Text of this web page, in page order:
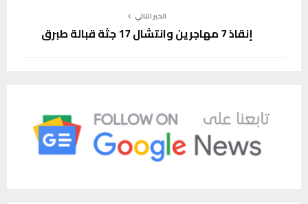
الخبر التالي
إنقاذ 7 مهاجرين وانتشال 17 جثة قبالة طبرق